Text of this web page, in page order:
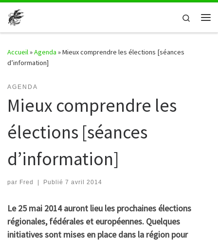
Passer au contenu
Search
Accueil»Agenda »Mieux comprendre les élections [séances
d’information]
AGENDA
Mieux comprendre les
élections [séances
d’information]
par Fred | Publié 7 avril 2014
Le 25 mai 2014 auront lieu les prochaines élections
régionales, fédérales et européennes. Quelques
initiatives sont mises en place dans la région pour